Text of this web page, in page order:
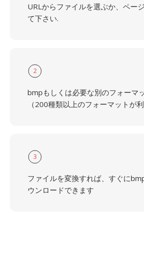
URLからファイルを選ぶか、ペー
て下さい.
2
bmpもしくは必要な別のフォーマ
（200種類以上のフォーマットが
3
ファイルを変換すれば、すぐに
ウンロードできます